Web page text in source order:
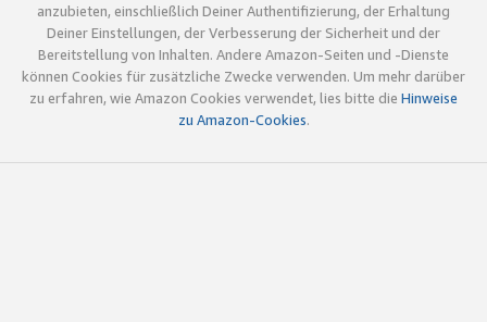
anzubieten, einschließlich Deiner Authentifizierung, der Erhaltung
Deiner Einstellungen, der Verbesserung der Sicherheit und der
Bereitstellung von Inhalten. Andere Amazon-Seiten und -Dienste
können Cookies für zusätzliche Zwecke verwenden. Um mehr darüber
zu erfahren, wie Amazon Cookies verwendet, lies bitte die Hinweise
zu Amazon-Cookies.